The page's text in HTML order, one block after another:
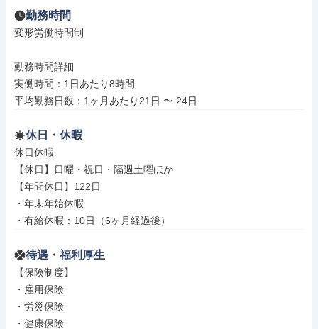
勤務時間
変形労働時間制
勤務時間詳細
実働時間：1日あたり8時間
平均勤務日数：1ヶ月あたり21日 〜 24日
休日・休暇
休日休暇
【休日】日曜・祝日・隔週土曜ほか
【年間休日】122日
・年末年始休暇
・有給休暇：10日（6ヶ月経過後）
待遇・福利厚生
【保険制度】
・雇用保険
・労災保険
・健康保険